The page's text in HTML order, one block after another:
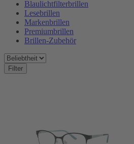
Blaulichtfilterbrillen
Lesebrillen
Markenbrillen
Premiumbrillen
Brillen-Zubehör
Filter